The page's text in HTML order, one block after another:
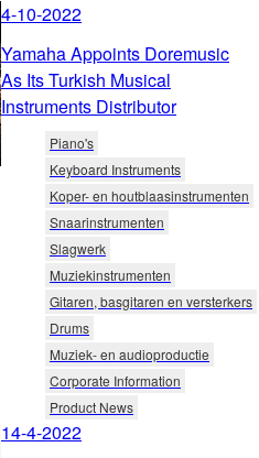
4-10-2022
Yamaha Appoints Doremusic
As Its Turkish Musical
Instruments Distributor
Piano's
Keyboard Instruments
Koper- en houtblaasinstrumenten
Snaarinstrumenten
Slagwerk
Muziekinstrumenten
Gitaren, basgitaren en versterkers
Drums
Muziek- en audioproductie
Corporate Information
Product News
14-4-2022